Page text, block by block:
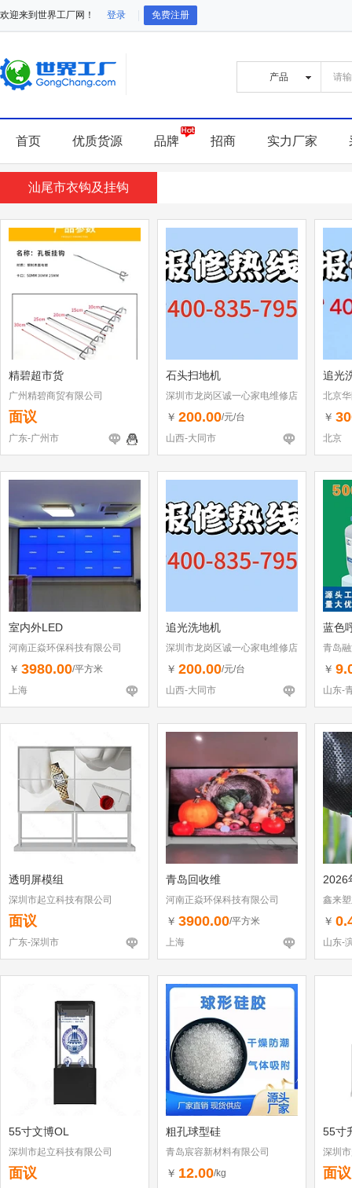
欢迎来到世界工厂网！ 登录 免费注册
首页 优质货源 品牌 招商 实力厂家
汕尾市衣钩及挂钩
精碧超市货
广州精碧商贸有限公司
面议
广东-广州市
石头扫地机
深圳市龙岗区诚一心家电维修店
（个体工商户）
￥ 200.00/元/台
山西-大同市
追光
北京
￥
北京
室内外LED
河南正焱环保科技有限公司
￥ 3980.00/平方米
上海
追光洗地机
深圳市龙岗区诚一心家电维修店
（个体工商户）
￥ 200.00/元/台
山西-大同市
蓝色
青岛
￥
山东-
透明屏模组
深圳市起立科技有限公司
面议
广东-深圳市
青岛回收维
河南正焱环保科技有限公司
￥ 3900.00/平方米
上海
2026
鑫来
￥
山东-
55寸文博OL
深圳市起立科技有限公司
面议
粗孔球型硅
青岛宸容新材料有限公司
￥ 12.00/kg
55寸
深圳
面议